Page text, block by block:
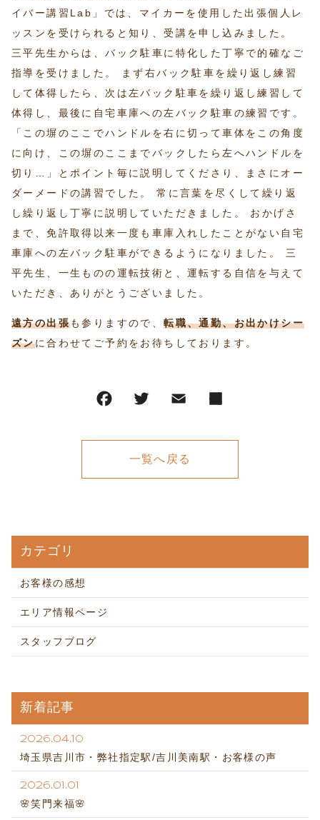
イバー講習Lab」では、マイカーを使用した出張個人レ
ッスンを受けられると知り、受講を申し込みました。
三平先生からは、バック駐車に特化した丁寧で的確なご
指導を受けました。 まず右バック駐車を繰り返し練習
して体得したら、次は左バック駐車を繰り返し練習して
体得し、最後に自宅車庫への左バック駐車の練習です。
「この塀のここでハンドルを右に切って車体をこの角度
に向け、この塀のここまでバックしたら左へハンドルを
切り…」とポイント毎に説明してくださり、まさにオー
ダーメードの講習でした。 常に言葉を尽くして繰り返
し繰り返し丁寧に説明していただきました。 おかげさ
まで、免許取得以来一度も車庫入れしたことがない自宅
車庫への左バック駐車ができるようになりました。 三
平先生、一生ものの運転技術と、運転する自信を与えて
いただき、ありがとうございました。
遠方の出張も参りますので、転職、通勤、お出かけシー
ズンに合わせてご予約をお待ちしております。
一覧へ戻る
カテゴリ
お客様の感想
エリア情報ページ
スタッフブログ
新着記事
2026.04.10
埼玉県吉川市・弊社指定駅/吉川美南駅・お客様の声
2026.01.01
🌸笑門来福🌸